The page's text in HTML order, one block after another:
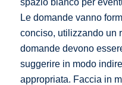
spazio bianco per
Le domande vanno
conciso, utilizzando un
domande devono
suggerire in modo
appropriata. Faccia in